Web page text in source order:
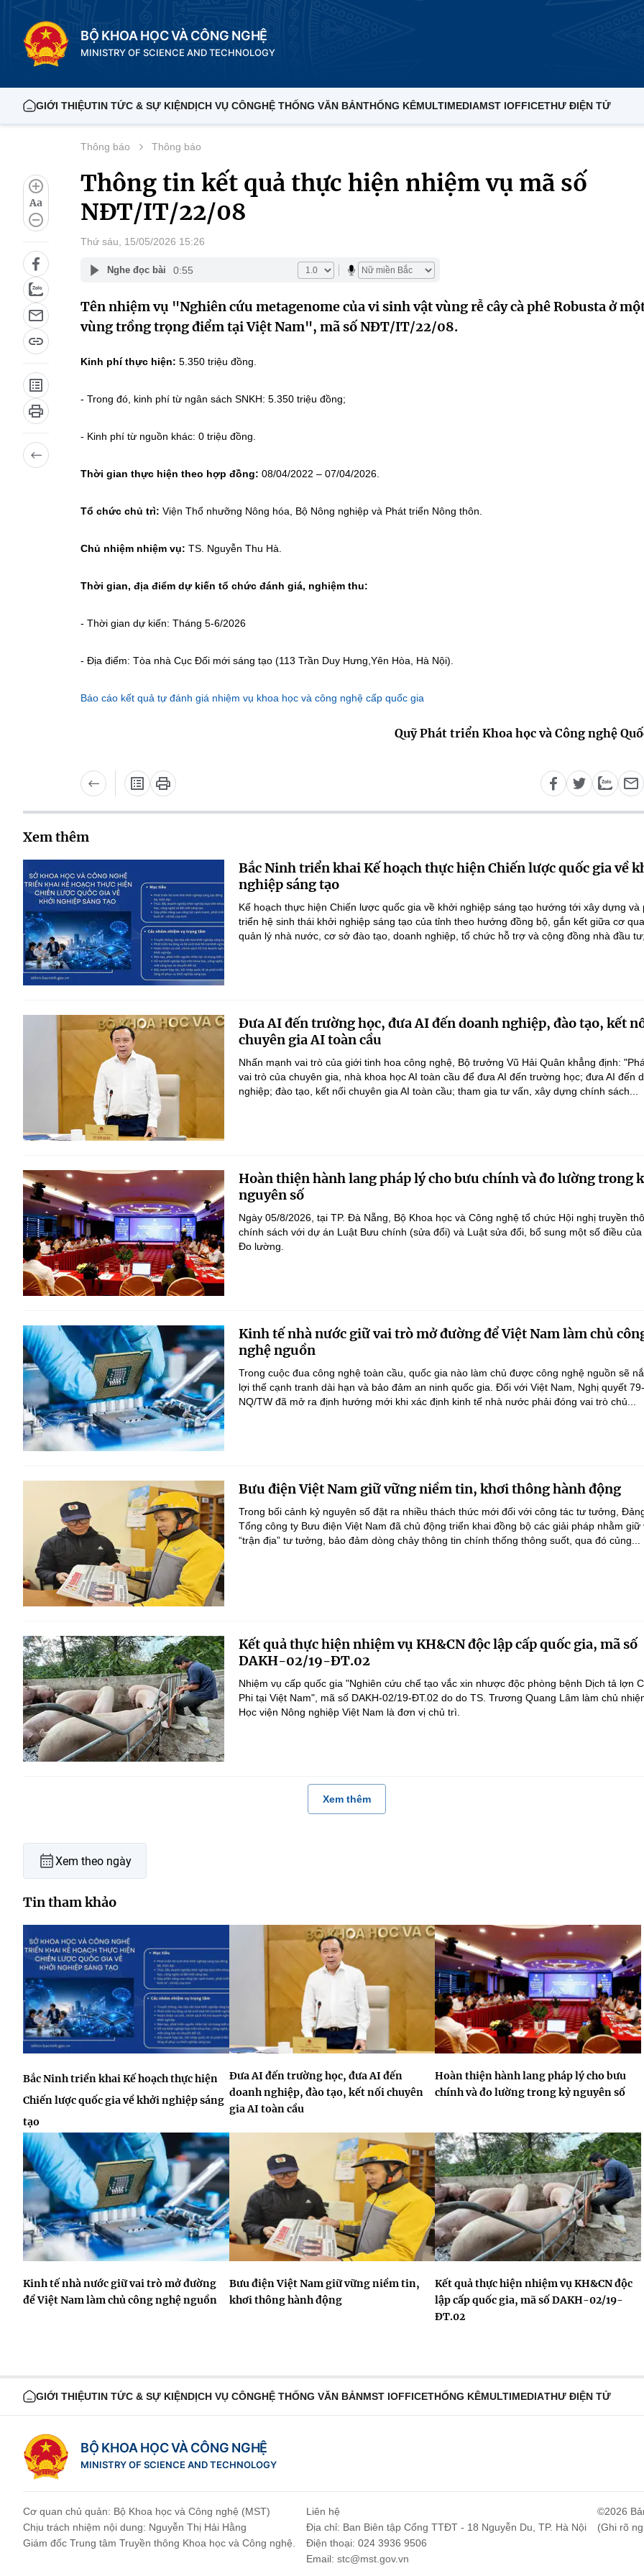
BỘ KHOA HỌC VÀ CÔNG NGHỆ
MINISTRY OF SCIENCE AND TECHNOLOGY
GIỚI THIỆUTIN TỨC & SỰ KIỆNDỊCH VỤ CÔNGHỆ THỐNG VĂN BẢNTHỐNG KÊMULTIMEDIAMST IOFFICETHƯ ĐIỆN TỬ
Aa
Thông báo Thông báo
Thông tin kết quả thực hiện nhiệm vụ mã số
NĐT/IT/22/08
Thứ sáu, 15/05/2026 15:26
Nghe đọc bài 0:55
Tên nhiệm vụ "Nghiên cứu metagenome của vi sinh vật vùng rễ cây cà phê Robusta ở
vùng trồng trọng điểm tại Việt Nam", mã số NĐT/IT/22/08.
Kinh phí thực hiện: 5.350 triệu đồng.
- Trong đó, kinh phí từ ngân sách SNKH: 5.350 triệu đồng;
- Kinh phí từ nguồn khác: 0 triệu đồng.
Thời gian thực hiện theo hợp đồng: 08/04/2022 – 07/04/2026.
Tổ chức chủ trì: Viện Thổ nhưỡng Nông hóa, Bộ Nông nghiệp và Phát triển Nông thôn.
Chủ nhiệm nhiệm vụ: TS. Nguyễn Thu Hà.
Thời gian, địa điểm dự kiến tổ chức đánh giá, nghiệm thu:
- Thời gian dự kiến: Tháng 5-6/2026
- Địa điểm: Tòa nhà Cục Đối mới sáng tạo (113 Trần Duy Hưng,Yên Hòa, Hà Nội).
Báo cáo kết quả tự đánh giá nhiệm vụ khoa học và công nghệ cấp quốc gia
Quỹ Phát triển Khoa học và Công nghệ
Xem thêm
Bắc Ninh triển khai Kế hoạch thực hiện Chiến lược quốc gia về
nghiệp sáng tạo
Kế hoạch thực hiện Chiến lược quốc gia về khởi nghiệp sáng tạo hướng tới xây dựng và
triển hệ sinh thái khởi nghiệp sáng tạo của tỉnh theo hướng đồng bộ, gắn kết giữa cơ
quản lý nhà nước, cơ sở đào tạo, doanh nghiệp, tổ chức hỗ trợ và cộng đồng nhà đầu
Đưa AI đến trường học, đưa AI đến doanh nghiệp, đào tạo, kết
chuyên gia AI toàn cầu
Nhấn mạnh vai trò của giới tinh hoa công nghệ, Bộ trưởng Vũ Hải Quân khẳng định:
vai trò của chuyên gia, nhà khoa học AI toàn cầu để đưa AI đến trường học; đưa AI đến
nghiệp; đào tạo, kết nối chuyên gia AI toàn cầu; tham gia tư vấn, xây dựng chính sách...
Hoàn thiện hành lang pháp lý cho bưu chính và đo lường trong
nguyên số
Ngày 05/8/2026, tại TP. Đà Nẵng, Bộ Khoa học và Công nghệ tổ chức Hội nghị truyền
chính sách với dự án Luật Bưu chính (sửa đổi) và Luật sửa đổi, bổ sung một số điều của
Đo lường.
Kinh tế nhà nước giữ vai trò mở đường để Việt Nam làm chủ
nghệ nguồn
Trong cuộc đua công nghệ toàn cầu, quốc gia nào làm chủ được công nghệ nguồn sẽ
lợi thế cạnh tranh dài hạn và bảo đảm an ninh quốc gia. Đối với Việt Nam, Nghị quyết 79-
NQ/TW đã mở ra định hướng mới khi xác định kinh tế nhà nước phải đóng vai trò chủ...
Bưu điện Việt Nam giữ vững niềm tin, khơi thông hành động
Trong bối cảnh kỷ nguyên số đặt ra nhiều thách thức mới đối với công tác tư tưởng,
Tổng công ty Bưu điện Việt Nam đã chủ động triển khai đồng bộ các giải pháp nhằm giữ
“trận địa” tư tưởng, bảo đảm dòng chảy thông tin chính thống thông suốt, qua đó củng...
Kết quả thực hiện nhiệm vụ KH&CN độc lập cấp quốc gia, mã số
DAKH-02/19-ĐT.02
Nhiệm vụ cấp quốc gia "Nghiên cứu chế tạo vắc xin nhược độc phòng bệnh Dịch tả lợn
Phi tại Việt Nam", mã số DAKH-02/19-ĐT.02 do do TS. Trương Quang Lâm làm chủ
Học viện Nông nghiệp Việt Nam là đơn vị chủ trì.
Xem thêm
Xem theo ngày
Tin tham khảo
Bắc Ninh triển khai Kế hoạch thực hiện
Chiến lược quốc gia về khởi nghiệp sáng
tạo
Đưa AI đến trường học, đưa AI đến
doanh nghiệp, đào tạo, kết nối chuyên
gia AI toàn cầu
Hoàn thiện hành lang pháp lý cho bưu
chính và đo lường trong kỷ nguyên số
Kinh tế nhà nước giữ vai trò mở đường
để Việt Nam làm chủ công nghệ nguồn
Bưu điện Việt Nam giữ vững niềm tin,
khơi thông hành động
Kết quả thực hiện nhiệm vụ KH&CN độc
lập cấp quốc gia, mã số DAKH-02/19-
ĐT.02
GIỚI THIỆUTIN TỨC & SỰ KIỆNDỊCH VỤ CÔNGHỆ THỐNG VĂN BẢNMST IOFFICETHỐNG KÊMULTIMEDIATHƯ ĐIỆN TỬ
BỘ KHOA HỌC VÀ CÔNG NGHỆ
MINISTRY OF SCIENCE AND TECHNOLOGY
Cơ quan chủ quản: Bộ Khoa học và Công nghệ (MST)
Chịu trách nhiệm nội dung: Nguyễn Thị Hải Hằng
Giám đốc Trung tâm Truyền thông Khoa học và Công nghệ.
Liên hệ
Địa chỉ: Ban Biên tập Cổng TTĐT - 18 Nguyễn Du, TP. Hà Nội
Điện thoại: 024 3936 9506
Email: stc@mst.gov.vn
©2026
(Ghi rõ